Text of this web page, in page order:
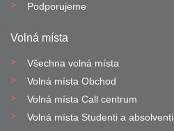
Podporujeme
Volná místa
Všechna volná místa
Volná místa Obchod
Volná místa Call centrum
Volná místa Studenti a absolventi